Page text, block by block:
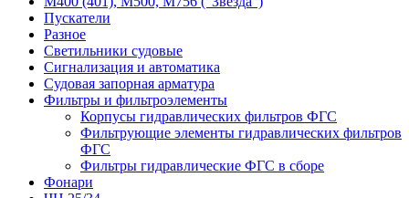
Пускатели
Разное
Светильники судовые
Сигнализация и автоматика
Судовая запорная арматура
Фильтры и фильтроэлементы
Корпусы гидравлических фильтров ФГС
Фильтрующие элементы гидравлических фильтров
ФГС
Фильтры гидравлические ФГС в сборе
Фонари